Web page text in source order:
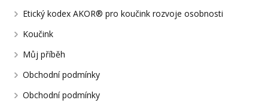
Etický kodex AKOR® pro koučink rozvoje osobnosti
Koučink
Můj příběh
Obchodní podmínky
Obchodní podmínky